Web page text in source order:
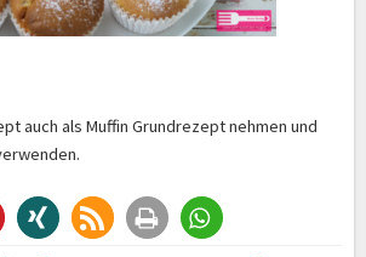
auch als Muffin Grundrezept nehmen und